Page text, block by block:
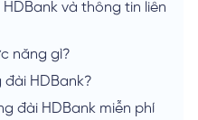
và thông tin liên
năng gì?
đài HDBank?
đài HDBank miễn phí